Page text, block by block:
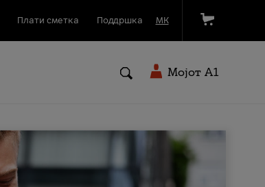
Плати сметка Поддршка МК
Мојот A1